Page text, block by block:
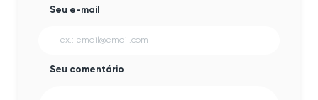
Seu e-mail
Seu comentário